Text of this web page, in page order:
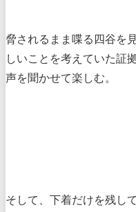
脅されるまま喋る四谷を
しいことを考えていた証
声を聞かせて楽しむ。
そして、下着だけを残し